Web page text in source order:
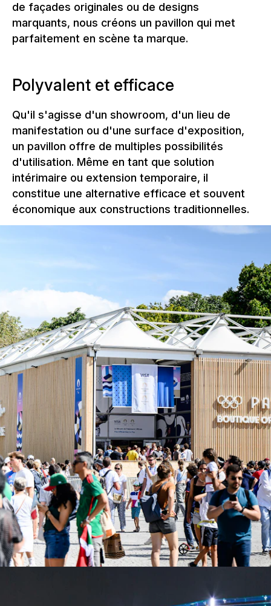
de façades originales ou de designs
marquants, nous créons un pavillon qui met
parfaitement en scène ta marque.
Polyvalent et efficace
Qu'il s'agisse d'un showroom, d'un lieu de
manifestation ou d'une surface d'exposition,
un pavillon offre de multiples possibilités
d'utilisation. Même en tant que solution
intérimaire ou extension temporaire, il
constitue une alternative efficace et souvent
économique aux constructions traditionnelles.